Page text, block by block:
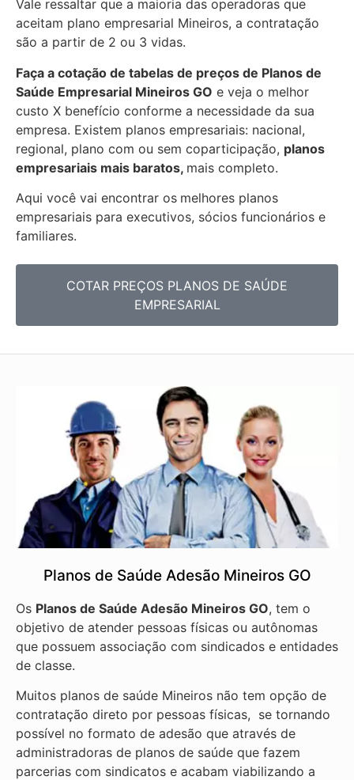
Vale ressaltar que a maioria das operadoras que
aceitam plano empresarial Mineiros, a contratação
são a partir de 2 ou 3 vidas.
Faça a cotação de tabelas de preços de Planos de
Saúde Empresarial Mineiros GO e veja o melhor
custo X benefício conforme a necessidade da sua
empresa. Existem planos empresariais: nacional,
regional, plano com ou sem coparticipação, planos
empresariais mais baratos, mais completo.
Aqui você vai encontrar os melhores planos
empresariais para executivos, sócios funcionários e
familiares.
COTAR PREÇOS PLANOS DE SAÚDE
EMPRESARIAL
Planos de Saúde Adesão Mineiros GO
Os Planos de Saúde Adesão Mineiros GO, tem o
objetivo de atender pessoas físicas ou autônomas
que possuem associação com sindicados e entidades
de classe.
Muitos planos de saúde Mineiros não tem opção de
contratação direto por pessoas físicas, se tornando
possível no formato de adesão que através de
administradoras de planos de saúde que fazem
parcerias com sindicatos e acabam viabilizando a